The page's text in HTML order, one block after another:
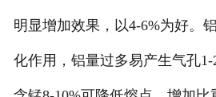
明显增加效果，以4-6%为好。
化作用，铝量过多易产生气孔